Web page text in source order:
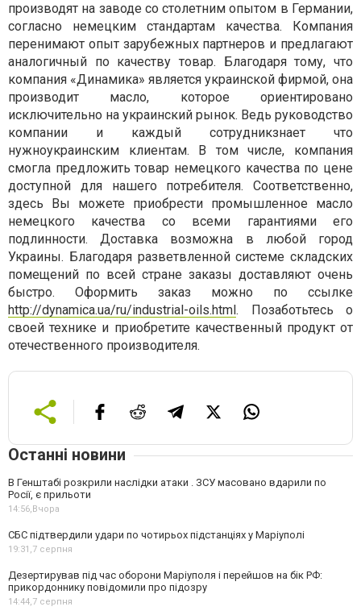
производят на заводе со столетним опытом в Германии,
согласно немецким стандартам качества. Компания
перенимают опыт зарубежных партнеров и предлагают
аналогичный по качеству товар. Благодаря тому, что
компания «Динамика» является украинской фирмой, она
производит масло, которое ориентировано
исключительно на украинский рынок. Ведь руководство
компании и каждый сотрудникзнает что
нужноукраинским клиентам. В том числе, компания
смогла предложить товар немецкого качества по цене
доступной для нашего потребителя. Соответственно,
здесь Вы можете приобрести промышленное масло
немецкого качества со всеми гарантиями его
подлинности. Доставка возможна в любой город
Украины. Благодаря разветвленной системе складских
помещений по всей стране заказы доставляют очень
быстро. Оформить заказ можно по ссылке
http://dynamica.ua/ru/industrial-oils.html. Позаботьтесь о
своей технике и приобретите качественный продукт от
отечественного производителя.
Останні новини
В Генштабі розкрили наслідки атаки . ЗСУ масовано вдарили по
Росії, є прильоти
14:56,Вчора
СБС підтвердили удари по чотирьох підстанціях у Маріуполі
19:31,7 серпня
Дезертирував під час оборони Маріуполя і перейшов на бік РФ:
прикордоннику повідомили про підозру
14:44,7 серпня